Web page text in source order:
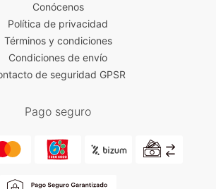
Conócenos
Política de privacidad
Términos y condiciones
Condiciones de envío
de seguridad GPSR
Pago seguro